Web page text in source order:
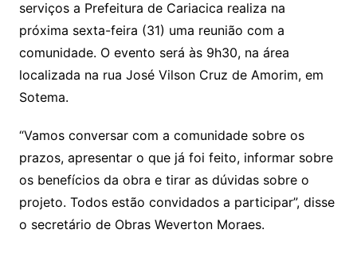
p
p
o
o
k
serviços a Prefeitura de Cariacica realiza na
próxima sexta-feira (31) uma reunião com a
comunidade. O evento será às 9h30, na área
localizada na rua José Vilson Cruz de Amorim, em
Sotema.
“Vamos conversar com a comunidade sobre os
prazos, apresentar o que já foi feito, informar sobre
os benefícios da obra e tirar as dúvidas sobre o
projeto. Todos estão convidados a participar”, disse
o secretário de Obras Weverton Moraes.